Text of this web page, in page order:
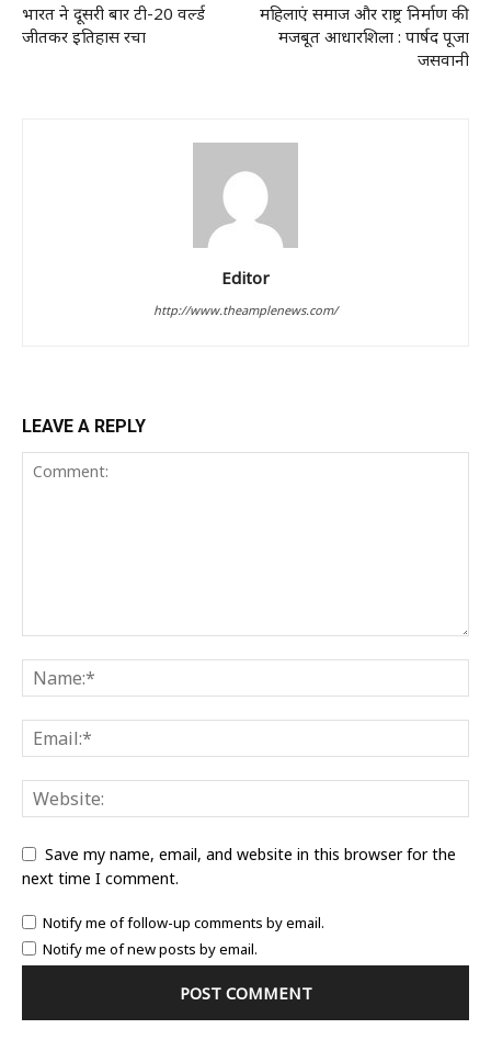
भारत ने दूसरी बार टी-20 वर्ल्ड
जीतकर इतिहास रचा
महिलाएं समाज और राष्ट्र निर्माण की
मजबूत आधारशिला : पार्षद पूजा
जसवानी
Editor
http://www.theamplenews.com/
LEAVE A REPLY
Save my name, email, and website in this browser for the
next time I comment.
Notify me of follow-up comments by email.
Notify me of new posts by email.